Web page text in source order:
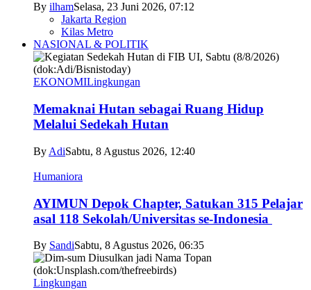
By ilhamSelasa, 23 Juni 2026, 07:12
Jakarta Region
Kilas Metro
NASIONAL & POLITIK
EKONOMILingkungan
Memaknai Hutan sebagai Ruang Hidup
Melalui Sedekah Hutan
By AdiSabtu, 8 Agustus 2026, 12:40
Humaniora
AYIMUN Depok Chapter, Satukan 315 Pelajar
asal 118 Sekolah/Universitas se-Indonesia
By SandiSabtu, 8 Agustus 2026, 06:35
Lingkungan